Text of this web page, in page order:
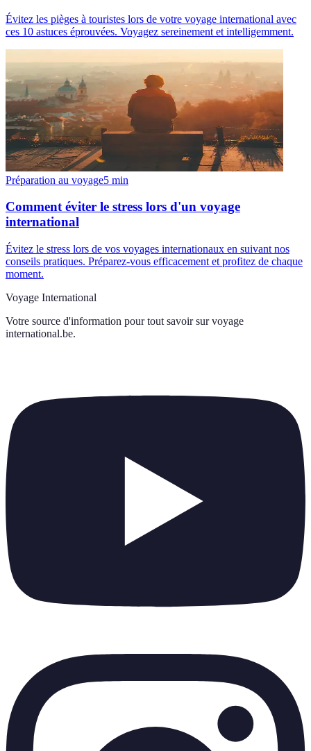
Évitez les pièges à touristes lors de votre voyage international avec
ces 10 astuces éprouvées. Voyagez sereinement et intelligemment.
Préparation au voyage5 min
Comment éviter le stress lors d'un voyage
international
Évitez le stress lors de vos voyages internationaux en suivant nos
conseils pratiques. Préparez-vous efficacement et profitez de chaque
moment.
Voyage International
Votre source d'information pour tout savoir sur voyage
international.be.